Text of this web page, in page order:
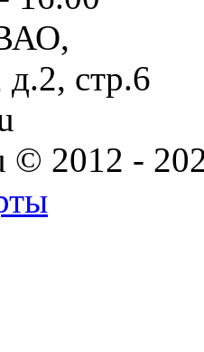
д.2, стр.6
© 2012 -